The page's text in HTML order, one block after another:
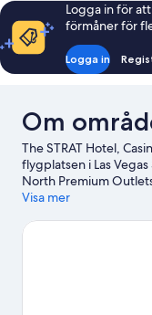
Logga in för
förmåner för
Logga in
Om
The STRAT Hotel,
flygplatsen i Las
North Premium
värda ett besök om
Stratosphere Thrill
Visa mer